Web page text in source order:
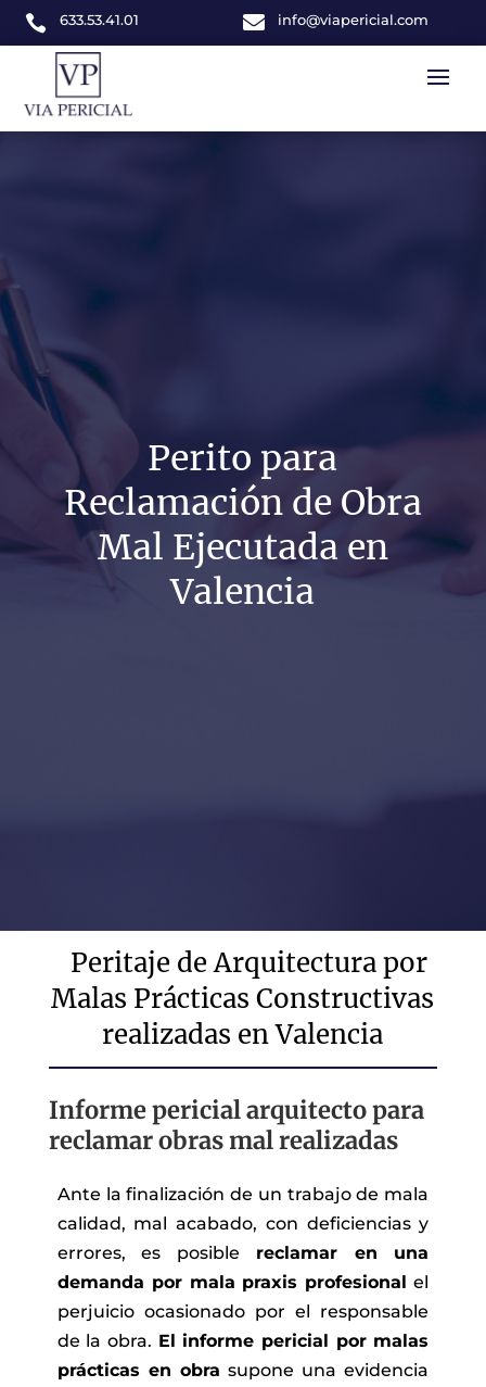
 633.53.41.01  info@viapericial.com
Perito para
Reclamación de Obra
Mal Ejecutada en
Valencia
Peritaje de Arquitectura por
Malas Prácticas Constructivas
realizadas en Valencia
Informe pericial arquitecto para
reclamar obras mal realizadas
Ante la finalización de un trabajo de mala
calidad, mal acabado, con deficiencias y
errores, es posible reclamar en una
demanda por mala praxis profesional el
perjuicio ocasionado por el responsable
de la obra. El informe pericial por malas
prácticas en obra supone una evidencia